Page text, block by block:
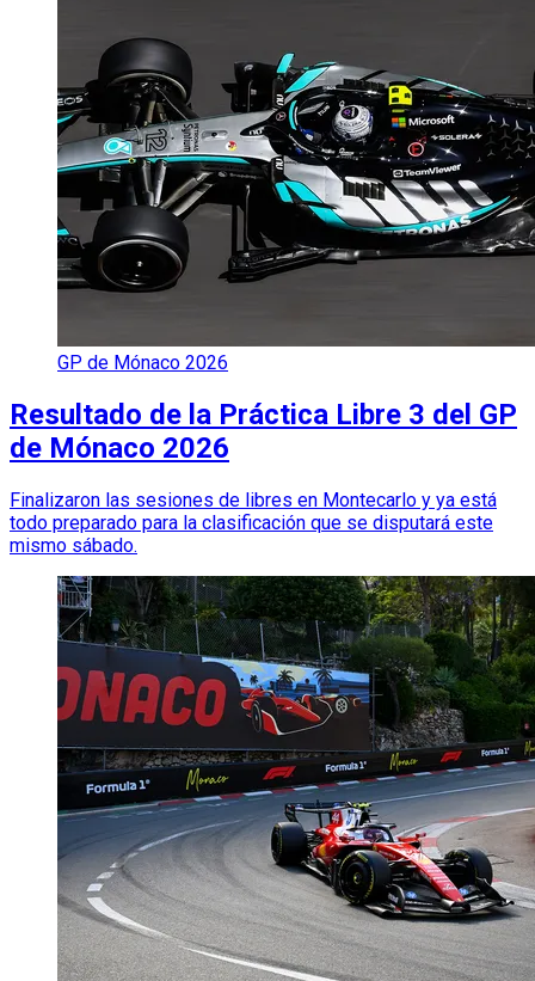
GP de Mónaco 2026
Resultado de la Práctica Libre 3 del GP
de Mónaco 2026
Finalizaron las sesiones de libres en Montecarlo y ya está
todo preparado para la clasificación que se disputará este
mismo sábado.